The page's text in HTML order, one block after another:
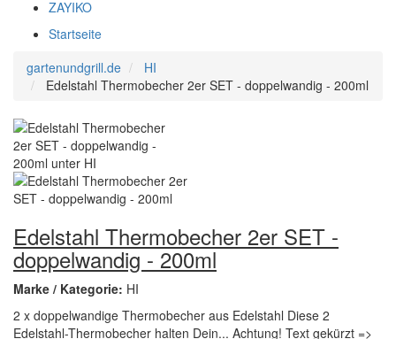
ZAYIKO
Startseite
gartenundgrill.de
HI
Edelstahl Thermobecher 2er SET - doppelwandig - 200ml
Edelstahl Thermobecher 2er SET -
doppelwandig - 200ml
Marke / Kategorie: HI
2 x doppelwandige Thermobecher aus Edelstahl Diese 2
Edelstahl-Thermobecher halten Dein... Achtung! Text gekürzt =>